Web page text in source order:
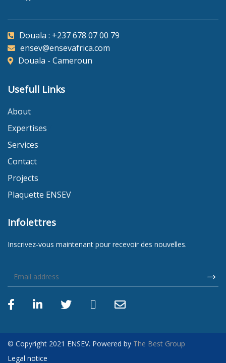
Douala : +237 678 07 00 79
ensev@ensevafrica.com
Douala - Cameroun
Usefull Links
About
Expertises
Services
Contact
Projects
Plaquette ENSEV
Infolettres
Inscrivez-vous maintenant pour recevoir des nouvelles.
© Copyright 2021 ENSEV. Powered by The Best Group
Legal notice